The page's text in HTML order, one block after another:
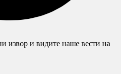
извор и видите наше вести на